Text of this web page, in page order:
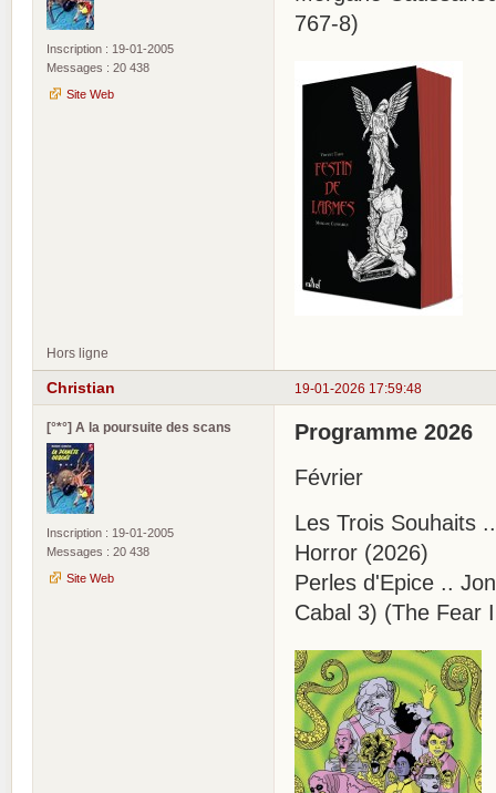
Inscription : 19-01-2005
Messages : 20 438
Site Web
767-8)
Hors ligne
19-01-2026 17:59:48
Christian
[°*°] A la poursuite des scans
Inscription : 19-01-2005
Messages : 20 438
Site Web
Programme 2026
Février
Les Trois Souhaits
Horror (2026)
Perles d'Epice ..
Cabal 3) (The Fear